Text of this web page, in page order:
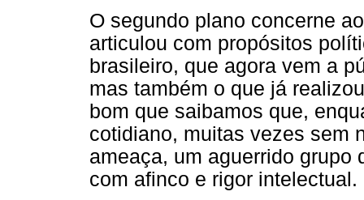
O segundo plano concerne
articulou com propósitos
brasileiro, que agora vem a
mas também o que já
bom que saibamos que,
cotidiano, muitas vezes sem
ameaça, um aguerrido grupo
com afinco e rigor intelectual.